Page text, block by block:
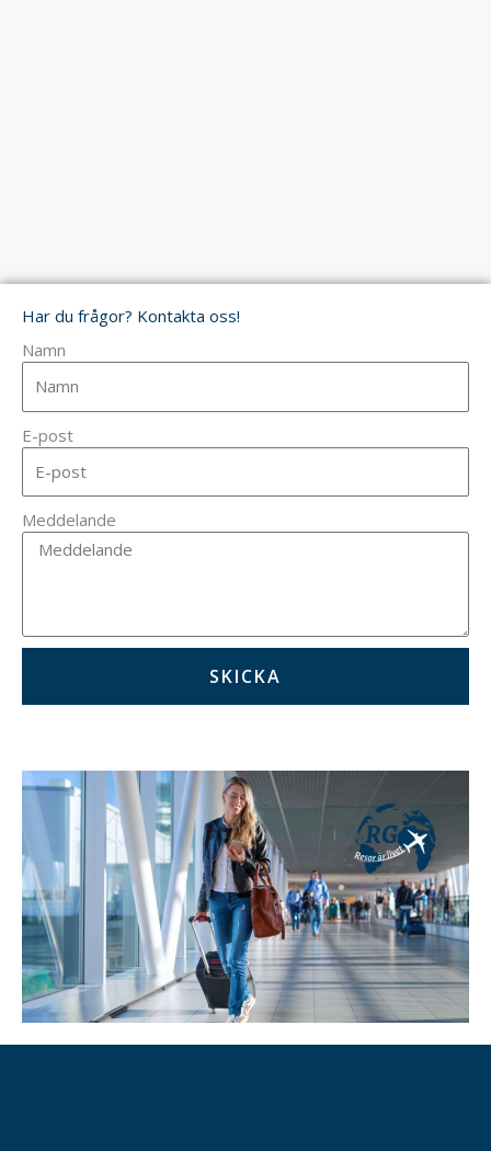
Har du frågor? Kontakta oss!
Namn
E-post
Meddelande
SKICKA